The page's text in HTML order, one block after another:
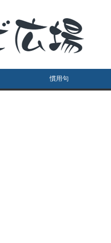
慣用句